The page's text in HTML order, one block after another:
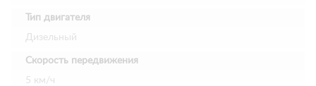
Тип двигателя
Дизельный
Скорость передвижения
5 км/ч